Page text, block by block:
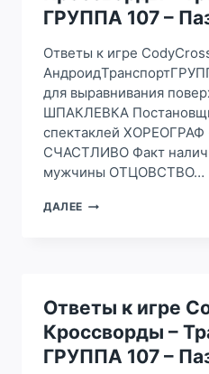
ГРУППА
107
ПАЗЛ
2
ГРУППА 107 –
Ответы к игре
для выравнивания
ШПАКЛЕВКА
спектаклей ХОРЕОГРАФ
СЧАСТЛИВО Факт
мужчины ОТЦОВСТВО…
ДАЛЕЕ ОТВЕТЫ
–
ТРАНСПОРТ
–
ГРУППА
107
Ответы к игре
Кроссворды –
ГРУППА 107 –